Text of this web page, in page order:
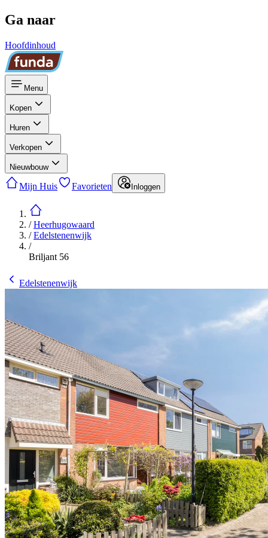
Ga naar
Hoofdinhoud
Menu
Kopen
Huren
Verkopen
Nieuwbouw
Mijn Huis Favorieten Inloggen
/Heerhugowaard
/Edelstenenwijk
/
Briljant 56
Edelstenenwijk